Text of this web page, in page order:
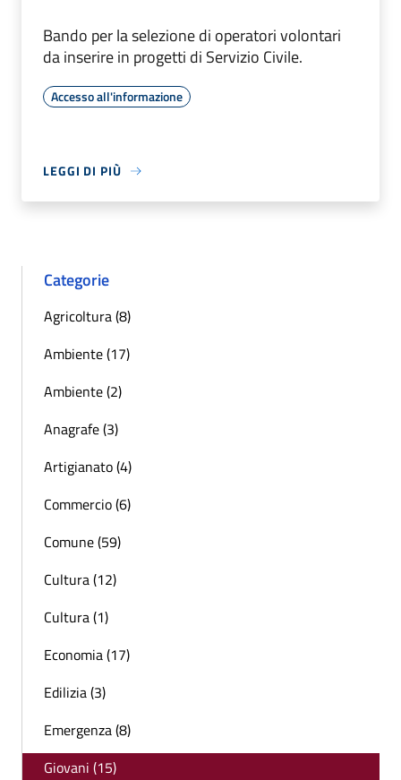
Bando per la selezione di operatori volontari
da inserire in progetti di Servizio Civile.
Accesso all'informazione
LEGGI DI PIÙ
Categorie
Agricoltura (8)
Ambiente (17)
Ambiente (2)
Anagrafe (3)
Artigianato (4)
Commercio (6)
Comune (59)
Cultura (12)
Cultura (1)
Economia (17)
Edilizia (3)
Emergenza (8)
Giovani (15)